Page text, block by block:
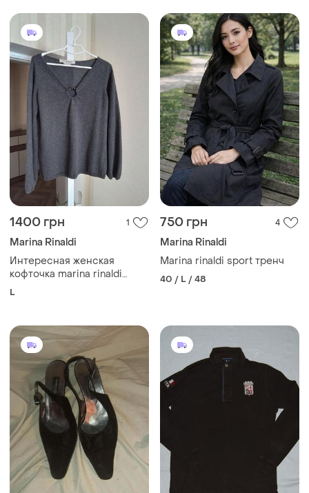
1400 грн 1
Marina Rinaldi
Интересная женская
кофточка marina rinaldi
темно серого цвета из
L
750 грн 4
Marina Rinaldi
Marina rinaldi sport тренч
40 / L / 48